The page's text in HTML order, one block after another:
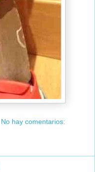
No hay comentarios: